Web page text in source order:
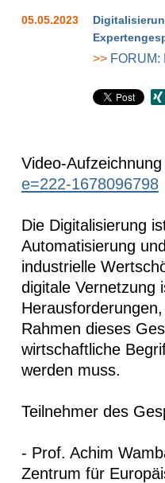
05.05.2023
>> FORUM:
Video-Aufzeichnung
e=222-1678096798
Die Digitalisierung
Automatisierung
industrielle
digitale Vernetzung
Rahmen dieses
wirtschaftliche
werden muss.
Teilnehmer des
- Prof. Achim
Zentrum für